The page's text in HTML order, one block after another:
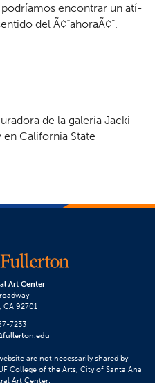
encontrar un atí­­
del Ã¢“ahoraÃ¢”.
de la galerí­­a Jacki
California State
Art Center
CA 92701
7233
are not necessarily shared by
College of the Arts, City of Santa Ana
Art Center.